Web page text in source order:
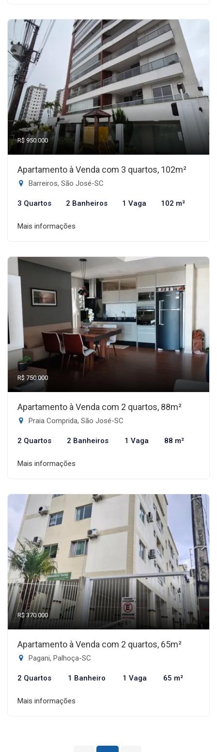
R$ 950.000
Apartamento à Venda com 3 quartos, 102m²
Barreiros, São José-SC
3 Quartos 2 Banheiros 1 Vaga 102 m²
Mais informações
R$ 750.000
Apartamento à Venda com 2 quartos, 88m²
Praia Comprida, São José-SC
2 Quartos 2 Banheiros 1 Vaga 88 m²
Mais informações
R$ 370.000
Apartamento à Venda com 2 quartos, 65m²
Pagani, Palhoça-SC
2 Quartos 1 Banheiro 1 Vaga 65 m²
Mais informações